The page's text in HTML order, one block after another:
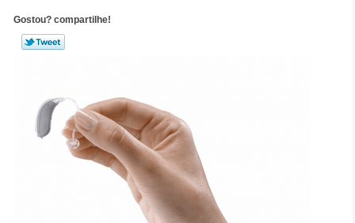
Gostou? compartilhe!